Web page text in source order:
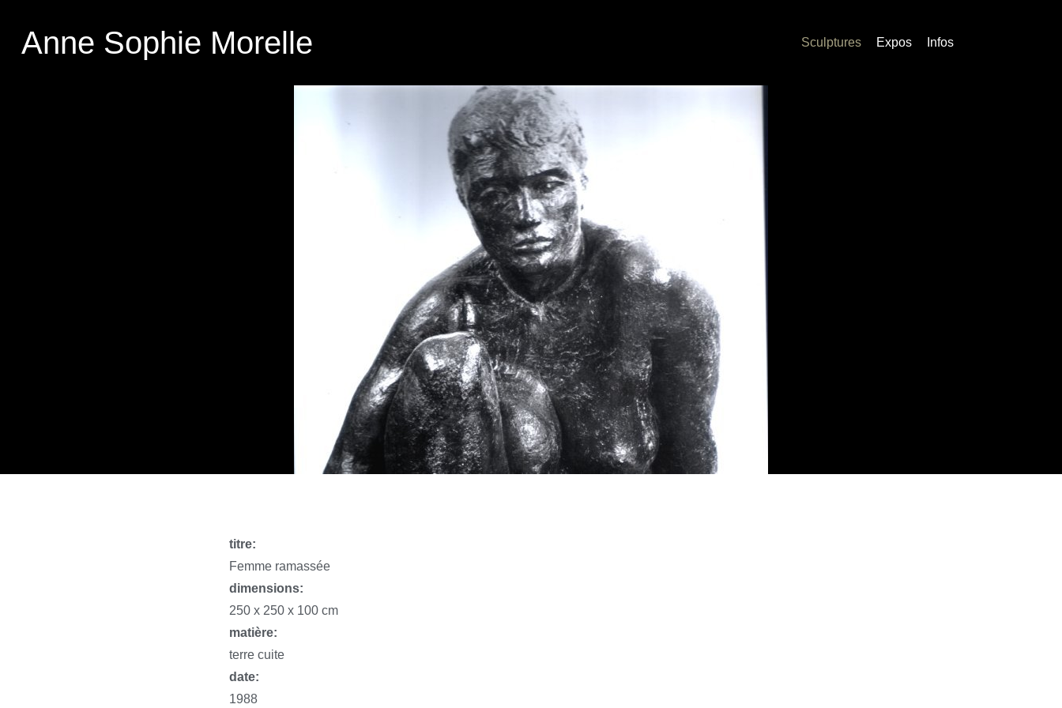
Anne Sophie Morelle Sculptures Expos Infos
titre:
Femme ramassée
dimensions:
250 x 250 x 100 cm
matière:
terre cuite
date:
1988